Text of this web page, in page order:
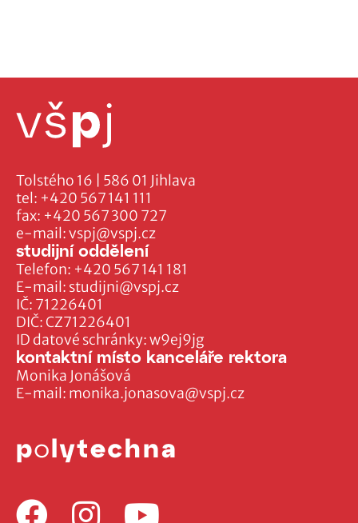
Tolstého 16 | 586 01 Jihlava
tel: +420 567 141 111
fax: +420 567 300 727
e-mail:vspj@vspj.cz
IČ: 71226401
DIČ: CZ71226401
ID datové schránky: w9ej9jg
studijní oddělení
Telefon: +420 567 141 181
E-mail: studijni@vspj.cz
kontaktní místo kanceláře rektora
Monika Jonášová
E-mail: monika.jonasova@vspj.cz